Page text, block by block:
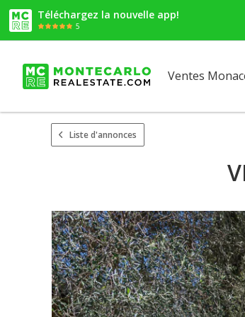
Téléchargez la nouvelle app!
5
Ventes
Liste d'annonces